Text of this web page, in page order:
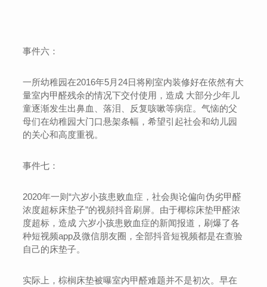
事件六：
一所幼稚园在2016年5月24日将刚室内装修好在依然有大
量室内甲醛残余的情况下交付使用，造成 大部分少年儿
童逐渐发生出鼻血、落泪、反复咳嗽等病症。气恼的父
母们在幼稚园大门口悬架条幅，希望引起社会和幼儿园
的关心和高度重视。
事件七：
2020年一则“六岁小孩患败血症，社会舆论偏向伪劣甲醛
浓度超标床垫子”的视頻抖音刷屏。由于椰棕床垫甲醛浓
度超标，造成 六岁小孩患败血症的新闻报道，刷爆了各
种短视频app及微信朋友圈，全部抖音短视频都是在查验
自己的床垫子。
实际上，棕榈床垫被曝室内甲醛难题并不是初次。早在